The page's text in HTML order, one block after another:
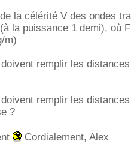
la célérité V des ondes
la puissance 1 demi), où
m)
remplir les
remplir les
?
Cordialement, Alex